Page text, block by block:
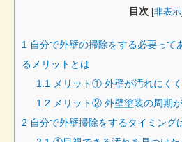
目次 [非表示]
1 自分で外壁の掃除をする必要って
るメリットとは
1.1
メリット① 外壁が汚れにく
1.2 メリット② 外壁塗装の周期
2 自分で外壁掃除をするタイミング